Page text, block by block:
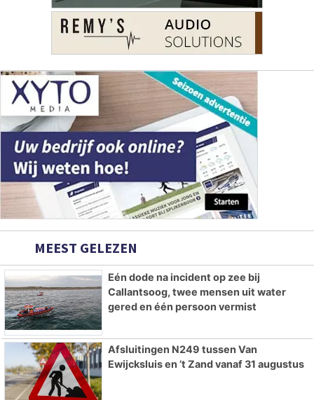
MEEST GELEZEN
Eén dode na incident op zee bij
Callantsoog, twee mensen uit water
gered en één persoon vermist
Afsluitingen N249 tussen Van
Ewijcksluis en ’t Zand vanaf 31 augustus